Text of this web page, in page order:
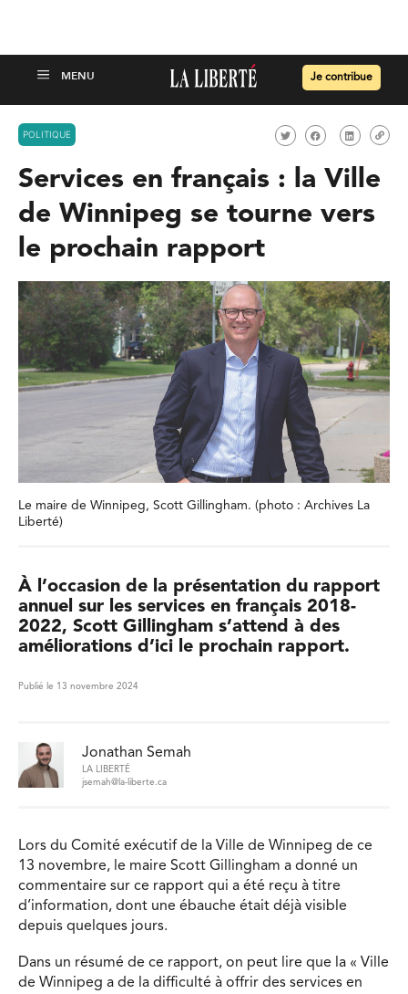
Je contribue
POLITIQUE
Services en français : la Ville
de Winnipeg se tourne vers
le prochain rapport
Le maire de Winnipeg, Scott Gillingham. (photo : Archives La
Liberté)
À l’occasion de la présentation du rapport
annuel sur les services en français 2018-
2022, Scott Gillingham s’attend à des
améliorations d’ici le prochain rapport.
Publié le 13 novembre 2024
Jonathan Semah
LA LIBERTÉ
jsemah@la-liberte.ca
Lors du Comité exécutif de la Ville de Winnipeg de ce
13 novembre, le maire Scott Gillingham a donné un
commentaire sur ce rapport qui a été reçu à titre
d’information, dont une ébauche était déjà visible
depuis quelques jours.
Dans un résumé de ce rapport, on peut lire que la « Ville
de Winnipeg a de la difficulté à offrir des services en